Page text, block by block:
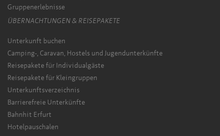
Gruppenerlebnisse
ÜBERNACHTUNGEN & REISEPAKETE
Unterkunft buchen
Camping-, Caravan, Hostels und Jugendunterkünfte
Reisepakete für Individualgäste
Reisepakete für Kleingruppen
Unterkunftsverzeichnis
Barrierefreie Unterkünfte
Bahnhit Erfurt
Hotelpauschalen